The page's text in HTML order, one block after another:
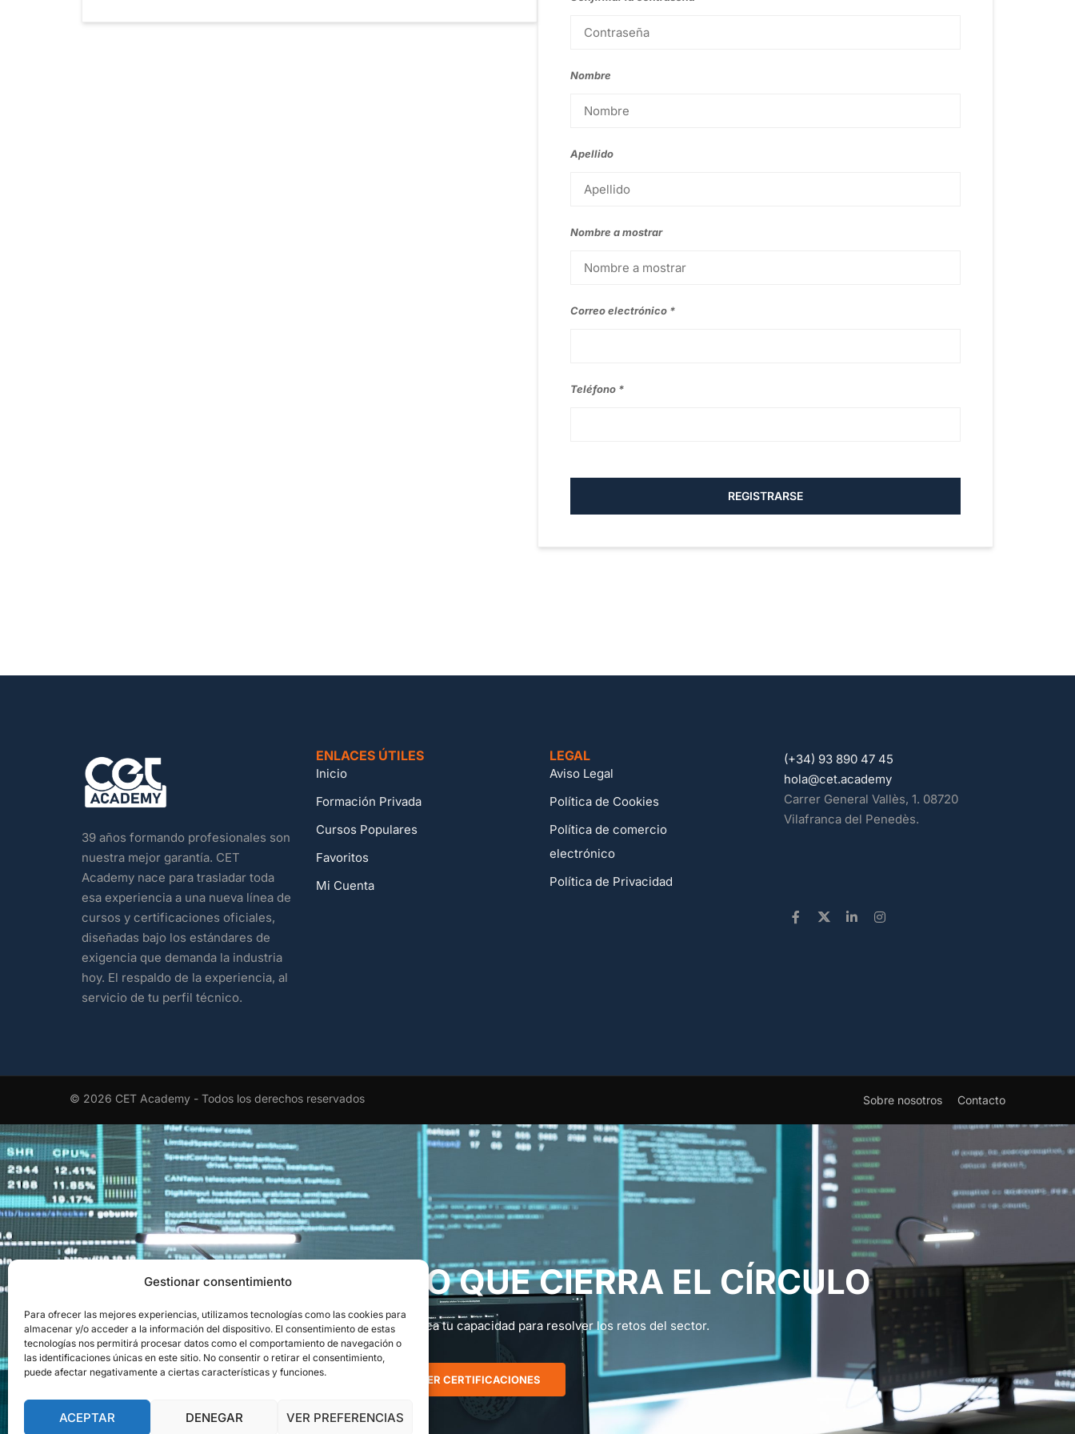
Gestionar consentimiento
Para ofrecer las mejores experiencias, utilizamos tecnologías como las cookies para
almacenar y/o acceder a la información del dispositivo. El consentimiento de estas
tecnologías nos permitirá procesar datos como el comportamiento de navegación o
las identificaciones únicas en este sitio. No consentir o retirar el consentimiento,
puede afectar negativamente a ciertas características y funciones.
ACEPTAR DENEGAR VER PREFERENCIAS
Nombre
Apellido
Nombre a mostrar
Correo electrónico
Teléfono
REGISTRARSE
39 años formando profesionales son
nuestra mejor garantía. CET
Academy nace para trasladar toda
esa experiencia a una nueva línea de
cursos y certificaciones oficiales,
diseñadas bajo los estándares de
exigencia que demanda la industria
hoy. El respaldo de la experiencia, al
servicio de tu perfil técnico.
ENLACES ÚTILES
Inicio
Formación Privada
Cursos Populares
Favoritos
Mi Cuenta
LEGAL
Aviso Legal
Política de Cookies
Política de comercio
electrónico
Política de Privacidad
(+34) 93 890 47 45
hola@cet.academy
Carrer General Vallès, 1. 08720
Vilafranca del Penedès.
© 2026 CET Academy - Todos los derechos reservados Sobre nosotros Contacto
EL RECONOCIMIENTO QUE CIERRA EL CÍRCULO
Obtén el aval oficial que certifica tu capacidad para resolver los retos del sector.
VER CERTIFICACIONES